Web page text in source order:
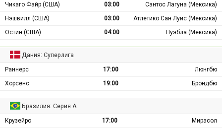
Чикаго Файр (США)
03:00
Сантос Лагуна (Мексика)
Нэшвилл (США)
03:00
Атлетико Сан Луис (Мексика)
Остин (США)
04:00 Пуэбла (Мексика)
Дания: Суперлига
Раннерс 17:00
Люнгбю
Хорсенс
19:00 Брондбю
Бразилия: Серия А
Крузейро 17:00
Мирасол